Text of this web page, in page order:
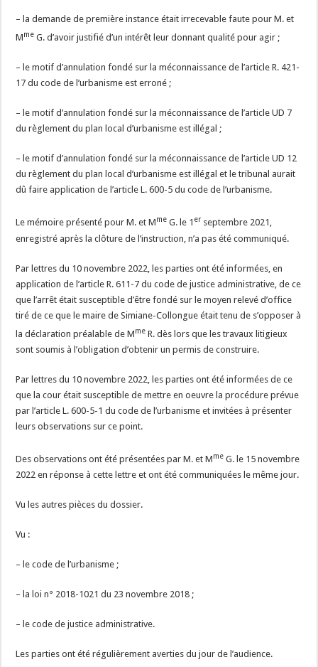
– la demande de première instance était irrecevable faute pour M. et
Mme G. d’avoir justifié d’un intérêt leur donnant qualité pour agir ;
– le motif d’annulation fondé sur la méconnaissance de l’article R. 421-
17 du code de l’urbanisme est erroné ;
– le motif d’annulation fondé sur la méconnaissance de l’article UD 7
du règlement du plan local d’urbanisme est illégal ;
– le motif d’annulation fondé sur la méconnaissance de l’article UD 12
du règlement du plan local d’urbanisme est illégal et le tribunal aurait
dû faire application de l’article L. 600-5 du code de l’urbanisme.
Le mémoire présenté pour M. et Mme G. le 1 er septembre 2021,
enregistré après la clôture de l’instruction, n’a pas été communiqué.
Par lettres du 10 novembre 2022, les parties ont été informées, en
application de l’article R. 611-7 du code de justice administrative, de ce
que l’arrêt était susceptible d’être fondé sur le moyen relevé d’office
tiré de ce que le maire de Simiane-Collongue était tenu de s’opposer à
la déclaration préalable de Mme R. dès lors que les travaux litigieux
sont soumis à l’obligation d’obtenir un permis de construire.
Par lettres du 10 novembre 2022, les parties ont été informées de ce
que la cour était susceptible de mettre en oeuvre la procédure prévue
par l’article L. 600-5-1 du code de l’urbanisme et invitées à présenter
leurs observations sur ce point.
Des observations ont été présentées par M. et Mme G. le 15 novembre
2022 en réponse à cette lettre et ont été communiquées le même jour.
Vu les autres pièces du dossier.
Vu :
– le code de l’urbanisme ;
– la loi n° 2018-1021 du 23 novembre 2018 ;
– le code de justice administrative.
Les parties ont été régulièrement averties du jour de l’audience.